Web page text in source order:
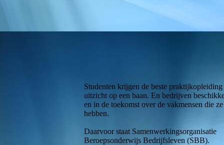
Studenten krijgen de beste praktijkopleiding
uitzicht op een baan. En bedrijven
en in de toekomst over de vakmensen die
hebben.
Daarvoor staat Samenwerkingsorganisatie
Beroepsonderwijs Bedrijfsleven (SBB).